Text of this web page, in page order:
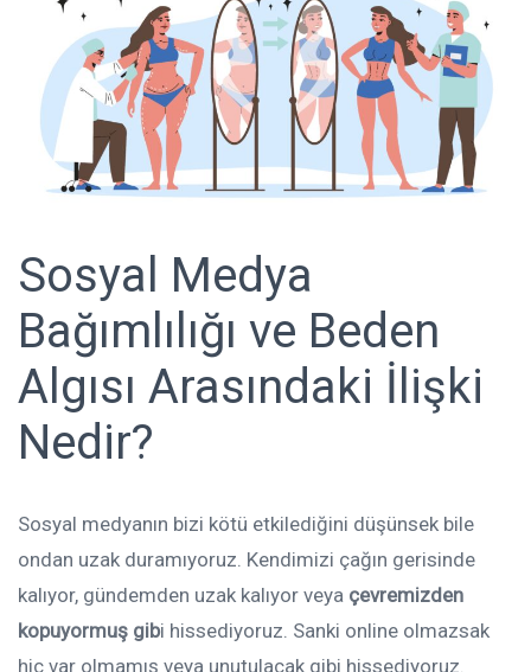
Sosyal Medya
Bağımlılığı ve Beden
Algısı Arasındaki İlişki
Nedir?
Sosyal medyanın bizi kötü etkilediğini düşünsek bile
ondan uzak duramıyoruz. Kendimizi çağın gerisinde
kalıyor, gündemden uzak kalıyor veya çevremizden
kopuyormuş gibi hissediyoruz. Sanki online olmazsak
hiç var olmamış veya unutulacak gibi hissediyoruz.